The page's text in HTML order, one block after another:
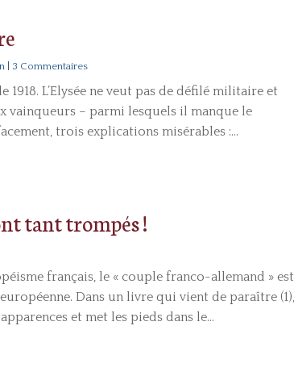
| 3 Commentaires
1918. L’Elysée ne veut pas de défilé militaire et
vainqueurs – parmi lesquels il manque le
trois explications misérables :...
tant trompés !
français, le « couple franco-allemand » est
Dans un livre qui vient de paraître (1),
et met les pieds dans le...